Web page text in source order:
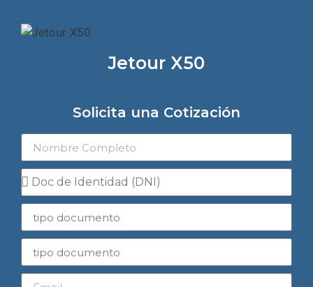
Jetour X50
Solicita una Cotización